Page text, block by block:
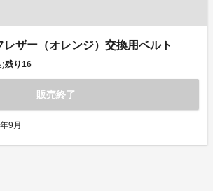
レザー（オレンジ）交換用ベルト
)残り16
販売終了
9月